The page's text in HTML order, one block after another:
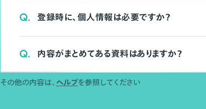
Q. 登録時に、個人情報は必要ですか？
Q. 内容がまとめてある資料はありますか？
その他の内容は、 ヘルプを参照してください